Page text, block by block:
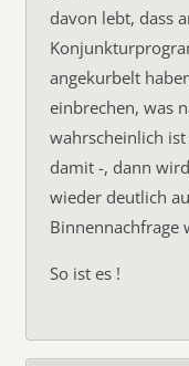
davon lebt, dass
angekurbelt
einbrechen, was
wahrscheinlich
damit -, dann
wieder deutlich
Binnennachfrage
So ist es !